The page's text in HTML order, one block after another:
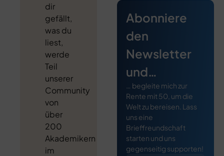
dir
gefällt,
was du
liest,
werde
Teil
unserer
Community
von
über
200
Akademikern
im
Abonniere
den
Newsletter
und…
… begleite mich zur
Rente mit 50, um die
Welt zu bereisen. Lass
uns eine
Brieffreundschaft
starten und uns
gegenseitig supporten!